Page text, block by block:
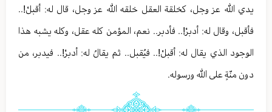
يدي الله عز وجل، كخلقة العقل خلقه الله عز وجل، قال له: أقبلْ!..
فأقبل، وقال له: أدبرْ!.. فأدبر.. نعم، المؤمن كله عقل، وكله يشبه هذا
الوجود الذي يقال له: أقبلْ!.. فيُقبل.. ثم يقالُ له: أدبرْ!.. فيدبر، من
دون منّةٍ على الله ورسوله.